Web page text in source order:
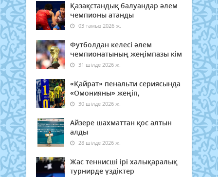
Қазақстандық балуандар әлем
чемпионы атанды
03 тамыз 2026 ж.
Футболдан келесі әлем
чемпионатының жеңімпазы кім
31 шілде 2026 ж.
«Қайрат» пенальти сериясында
«Омонияны» жеңіп,
30 шілде 2026 ж.
Айзере шахматтан қос алтын
алды
28 шілде 2026 ж.
Жас теннисші ірі халықаралық
турнирде үздіктер